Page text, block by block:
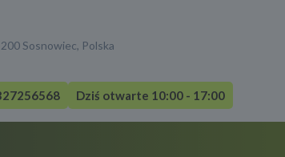
Sosnowiec, Polska
Dziś otwarte 10:00 - 17:00